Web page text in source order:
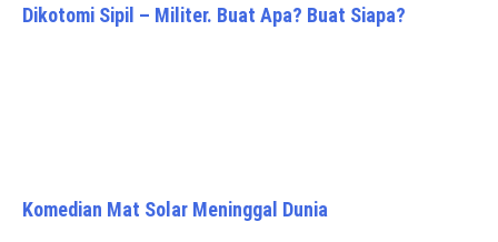
Dikotomi Sipil – Militer. Buat Apa? Buat Siapa?
Komedian Mat Solar Meninggal Dunia